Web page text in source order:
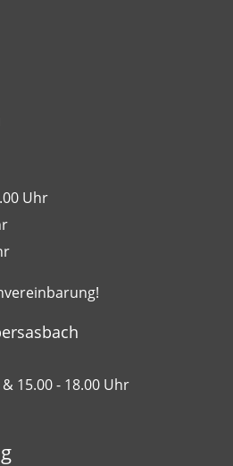
Uhr
15.00 - 18.00 Uhr